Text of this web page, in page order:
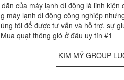
của máy lạnh di động là linh
máy lạnh di động công nghiệp
tôi để được tư vấn và hỗ trợ. sự
quạt thông gió ở đâu uy tín #1
KIM MỸ GROUP